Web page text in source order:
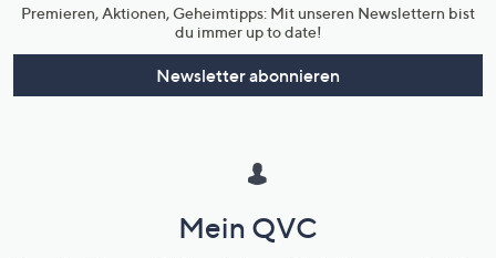
Premieren, Aktionen, Geheimtipps: Mit unseren Newslettern bist
du immer up to date!
Newsletter abonnieren
Mein QVC